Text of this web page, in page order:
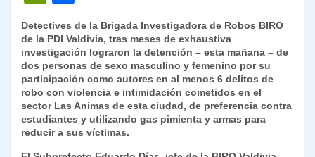
at
s
A
p
p
gr
a
m
e
b
o
o
k
er e
dI
n
y
Li
n
k
l
l
ri
nt
Fr
ie
n
dl
y
o
m
p
ar
tir
Detectives de la Brigada Investigadora de Robos BIRO
de la PDI Valdivia, tras meses de exhaustiva
investigación lograron la detención – esta mañana – de
dos personas de sexo masculino y femenino por su
participación como autores en al menos 6 delitos de
robo con violencia e intimidación cometidos en el
sector Las Animas de esta ciudad, de preferencia contra
estudiantes y utilizando gas pimienta y armas para
reducir a sus víctimas.